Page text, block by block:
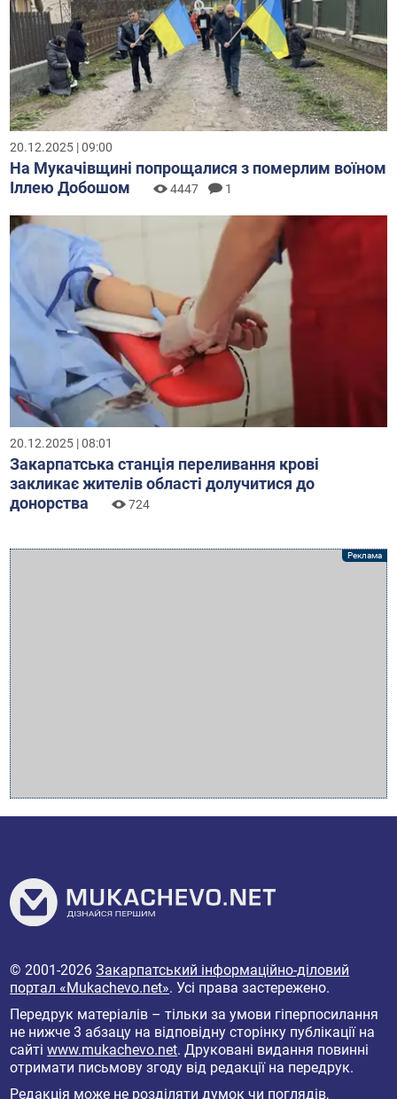
20.12.2025 | 09:00
На Мукачівщині попрощалися з померлим воїном
Іллею Добошом
4447 1
20.12.2025 | 08:01
Закарпатська станція переливання крові
закликає жителів області долучитися до
донорства
724
© 2001-2026Закарпатський інформаційно-діловий
портал «Mukachevo.net». Усі права застережено.
Передрук матеріалів – тільки за умови гіперпосилання
не нижче 3 абзацу на відповідну сторінку публікації на
сайтіwww.mukachevo.net. Друковані видання повинні
отримати письмову згоду від редакції на передрук.
Редакція може не розділяти думок чи поглядів,